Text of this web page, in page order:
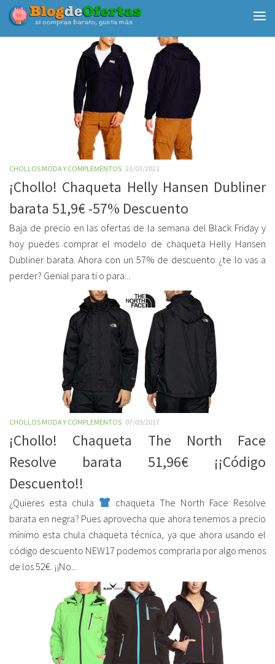
Debajo del contenido
CHOLLOS MODA Y COMPLEMENTOS 23/03/2021
¡Chollo! Chaqueta Helly Hansen Dubliner
barata 51,9€ -57% Descuento
Baja de precio en las ofertas de la semana del Black Friday y
hoy puedes comprar el modelo de chaqueta Helly Hansen
Dubliner barata. Ahora con un 57% de descuento ¿te lo vas a
perder? Genial para ti o para...
CHOLLOS MODA Y COMPLEMENTOS 07/09/2017
¡Chollo! Chaqueta The North Face
Resolve barata 51,96€ ¡¡Código
Descuento!!
¿Quieres esta chula
chaqueta The North Face Resolve
barata en negra? Pues aprovecha que ahora tenemos a precio
mínimo esta chula chaqueta técnica, ya que ahora usando el
código descuento NEW17 podemos comprarla por algo menos
de los 52€. ¡¡No...